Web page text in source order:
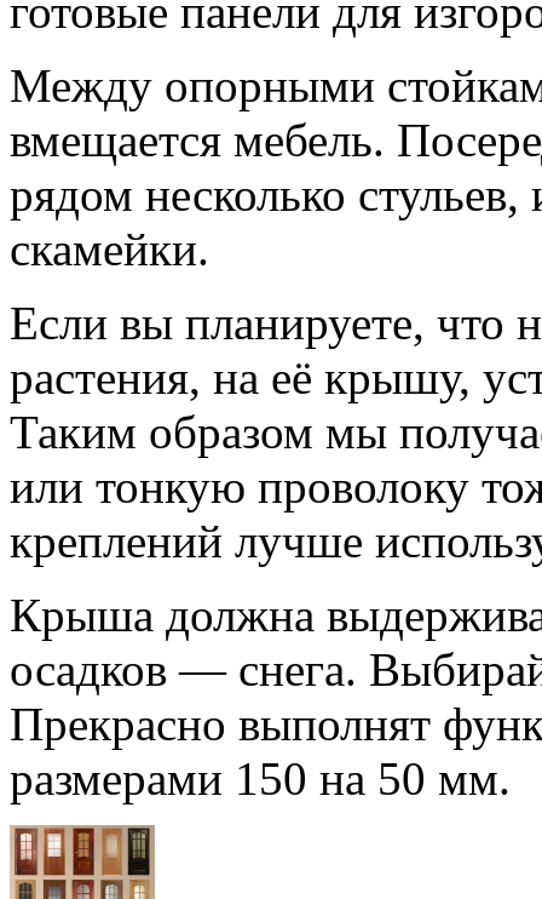
готовые панели для
Между опорными
вмещается мебель.
рядом несколько
скамейки.
Если вы планируете, что
растения, на её крышу,
Таким образом мы
или тонкую проволоку
креплений лучше
Крыша должна
осадков — снега.
Прекрасно выполнят
размерами 150 на 50 мм.